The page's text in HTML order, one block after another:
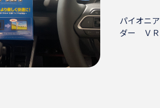
パイオニ
ダー ＶＲ